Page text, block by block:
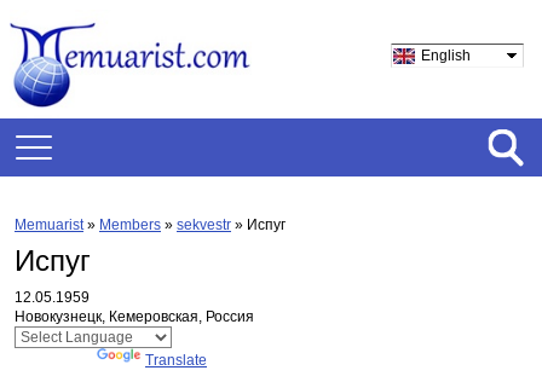
English
Memuarist» Members » sekvestr » Испуг
Испуг
12.05.1959
Новокузнецк, Кемеровская, Россия
Translate